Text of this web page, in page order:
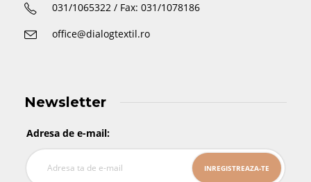
031/1065322 / Fax: 031/1078186
office@dialogtextil.ro
Newsletter
Adresa de e-mail: